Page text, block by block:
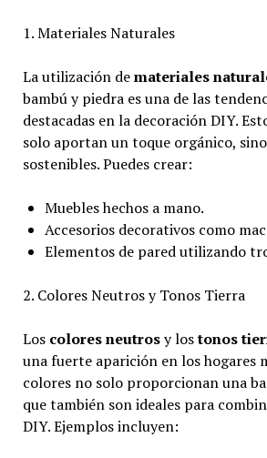
1. Materiales Naturales
La utilización demateriales
bambú y piedra es una de las
destacadas en la decoración DIY.
solo aportan un toque orgánico,
sostenibles. Puedes crear:
Muebles hechos a mano.
Accesorios decorativos como
Elementos de pared utilizando
2. Colores Neutros y Tonos Tierra
Los colores neutrosy lostonos
una fuerte aparición en los hogares
colores no solo proporcionan una
que también son ideales para
DIY. Ejemplos incluyen: